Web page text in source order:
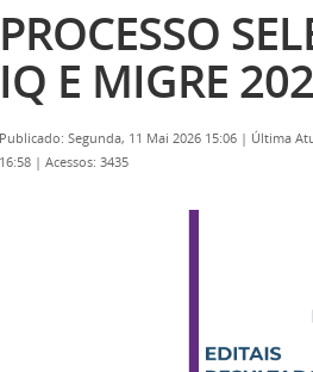
PROCESSO
IQ E MIGRE
Publicado: Segunda, 11 Mai 2026 15:06 | Última
16:58 | Acessos: 3435